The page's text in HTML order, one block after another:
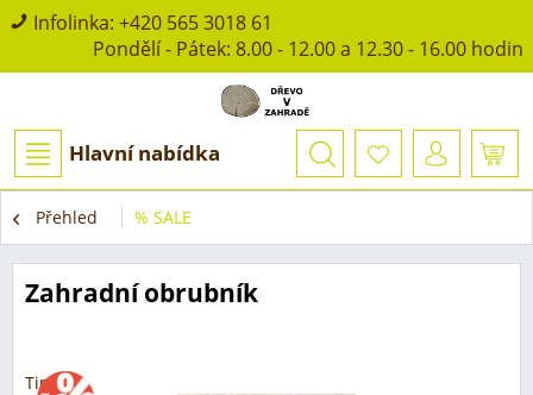
Infolinka: +420 565 3018 61
Pondělí - Pátek: 8.00 - 12.00 a 12.30 - 16.00 hodin
Hlavní nabídka
Přehled % SALE
Zahradní obrubník
Tip!